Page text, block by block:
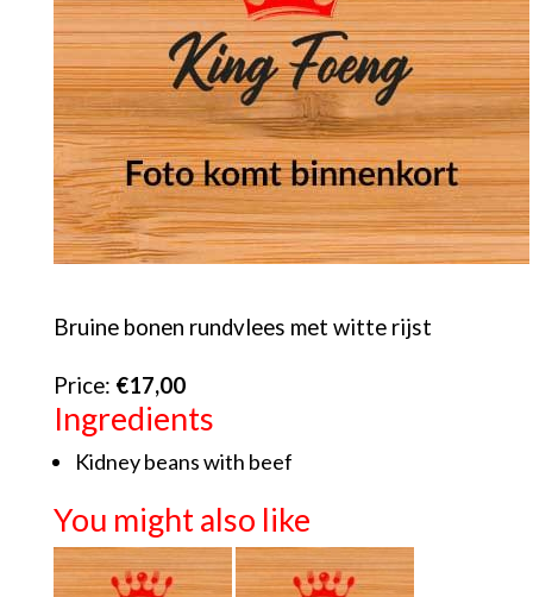
Bruine bonen rundvlees met witte rijst
Price: €17,00
Ingredients
Kidney beans with beef
You might also like